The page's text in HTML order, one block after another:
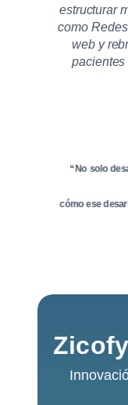
estructurar
como
web y
pacientes
“No solo
cómo ese